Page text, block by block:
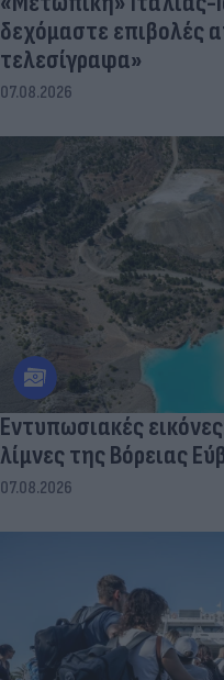
δεχόμαστε επιβολές
τελεσίγραφα»
07.08.2026
Εντυπωσιακές
λίμνες της Βόρειας
07.08.2026